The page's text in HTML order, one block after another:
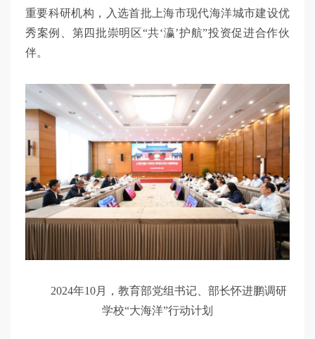
重要科研机构，入选首批上海市现代海洋城市建设优
秀案例、第四批崇明区“共‘瀛’护航”投资促进合作伙
伴。
2024年10月，教育部党组书记、部长怀进鹏调研
学校“大海洋”行动计划